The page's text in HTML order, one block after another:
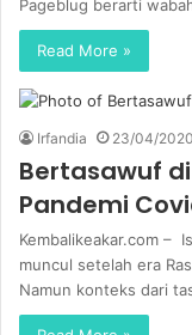
Pageblug berarti
Read More »
Irfandia 23/04/2020
Bertasawuf
Pandemi
Kembalikeakar.com –
muncul setelah era
Namun konteks dari